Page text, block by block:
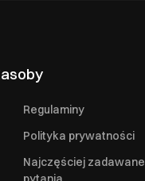
Regulaminy
Polityka prywatności
Najczęściej zadawane